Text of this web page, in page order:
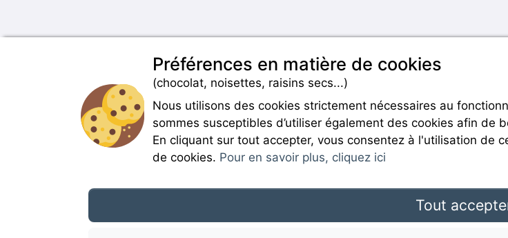
Rejoignez-nous
Préférences en matière de cookies
(chocolat, noisettes, raisins secs...)
Nous utilisons des cookies strictement nécessaires au
sommes susceptibles d’utiliser également des cookies afin
En cliquant sur tout accepter, vous consentez à l'utilisation de
de cookies. Pour en savoir plus, cliquez ici
Tout